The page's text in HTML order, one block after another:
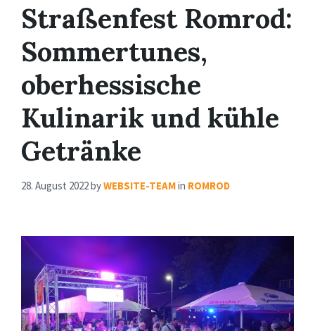
Straßenfest Romrod:
Sommertunes,
oberhessische
Kulinarik und kühle
Getränke
28. August 2022byWEBSITE-TEAMin ROMROD